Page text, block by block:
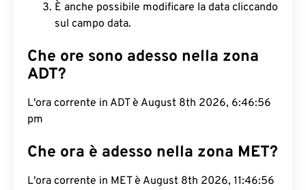
È anche possibile modificare la data cliccando
sul campo data.
Che ore sono adesso nella zona
ADT?
L'ora corrente in ADT è August 8th 2026, 6:46:57
pm
Che ora è adesso nella zona MET?
L'ora corrente in MET è August 8th 2026, 11:46:57